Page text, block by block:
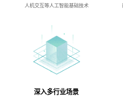
人机交互等人工智能基础技术
深入多行业场景